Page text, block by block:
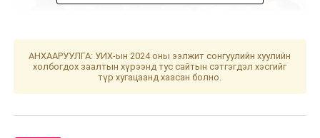
АНХААРУУЛГА: УИХ-ын 2024 оны ээлжит сонгуулийн хуулийн
холбогдох заалтын хүрээнд тус сайтын сэтгэгдэл хэсгийг
түр хугацаанд хаасан болно.